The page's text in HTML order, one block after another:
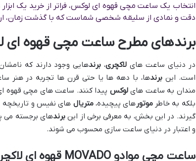
انتخاب یک ساعت مچی قهوه ای لوکس، فراتر از خرید یک
دقت و نمادی از سلیقه شخصی شماست که با گذشت زمان،
برندهای مطرح ساعت مچی قهوه ای
در دنیای ساعت های لاکچری، برندهایی وجود دارند که
است. اینبرندها، با دهه ها یا حتی قرن ها تجربه در هنر
مندان به ساعت هایلوکس پیدا کنند. ساعت های مچی قهوه
بلکه به خاطرموتور های پیچیده،متریال های نفیس و تاریخچه
گیرند. در این بخش، به معرفی برخی از اینبرندهای برجسته می
و اعتبار در دنیای ساعت سازی محسوب می شوند.
ساعت مچی موادو MOVADO قهوه ای لاکچری Luxury (لوکس)